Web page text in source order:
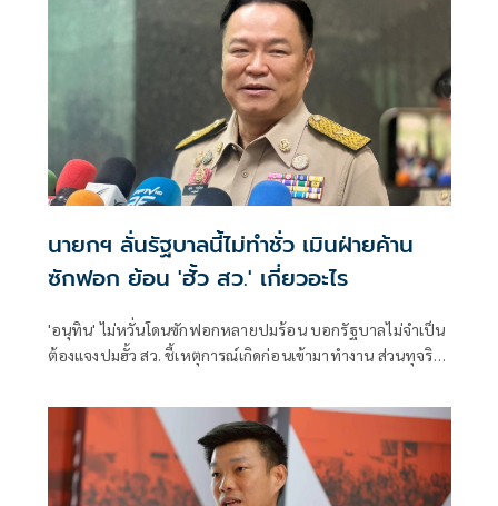
นายกฯ ลั่นรัฐบาลนี้ไม่ทำชั่ว เมินฝ่ายค้าน
ซักฟอก ย้อน 'ฮั้ว สว.' เกี่ยวอะไร
'อนุทิน' ไม่หวั่นโดนซักฟอกหลายปมร้อน บอกรัฐบาลไม่จำเป็น
ต้องแจงปมฮั้ว สว. ชี้เหตุการณ์เกิดก่อนเข้ามาทำงาน ส่วนทุจริต